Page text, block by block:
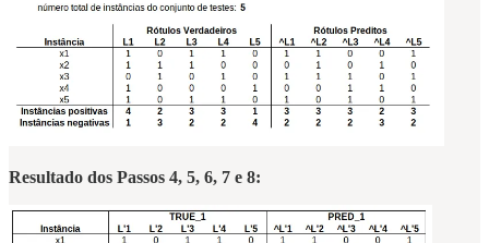
Resultado dos Passos 4, 5, 6, 7 e 8: